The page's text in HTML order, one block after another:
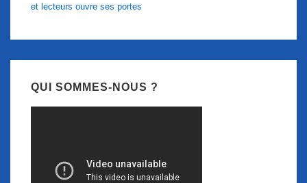
et lecteurs ouvre ses portes
QUI SOMMES-NOUS ?